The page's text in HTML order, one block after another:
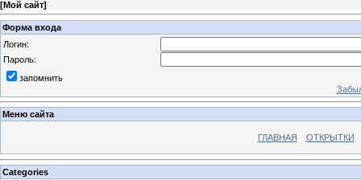
[Мой сайт]
Форма входа
Логин:
Пароль:
запомнить
Меню сайта
ГЛАВНАЯ ОТКРЫТКИ
Categories